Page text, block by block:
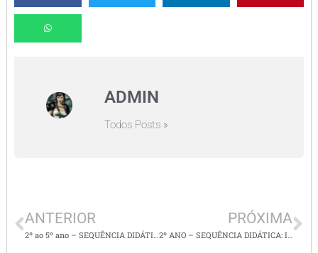
ADMIN
Todos Posts »
ANTERIOR
2º ao 5º ano – SEQUÊNCIA DIDÁTICA – GÊNERO TEXTUAL: BILHETE – EFO2LP12 – EFO2LP25 – EFO2LP29 – EFO2LP32 –
PRÓXIMA
2º ANO – SEQUÊNCIA DIDÁTICA: IDEIAS ENVOLVENDO ADIÇÃO E SUBTRAÇÃO – EF02MA06 –